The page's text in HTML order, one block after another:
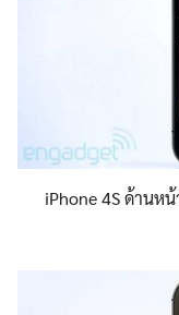
iPhone 4S ด้านห